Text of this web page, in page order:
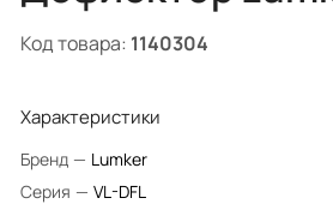
Код товара: 1140304
Характеристики
Бренд — Lumker
Серия — VL-DFL